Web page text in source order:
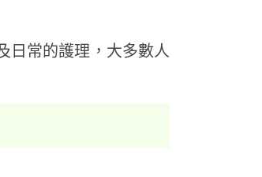
日常的護理，大多數人